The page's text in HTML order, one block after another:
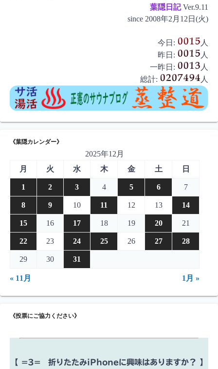
葉隠日記Ver.9.11
since 2008年2月12日(火)
今日:
人
昨日:
人
一昨日:
人
総計:
人
《葉隠カレンダー》
2025年12月
月
火 水 木 金 土 日
1 2 3 4 5 6 7
8 9 10 11 12 13 14
15 16 17 18 19 20 21
22 23 24 25 26 27 28
29 30 31
« 11月 1月 »
《投票にご協力ください》
【 =3= 折りたたみiPhoneに興味はありますか？ 】